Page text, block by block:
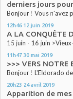
derniers jours
Bonjour ! Vous n'avez
12h46 12 juin 2019
A LA CONQUÊTE
15 juin - 16 juin
11h47 30 mai 2019
>>> VERS
Bonjour ! L'Eldorado
20h23 24 avril 2019
Apparition de mes